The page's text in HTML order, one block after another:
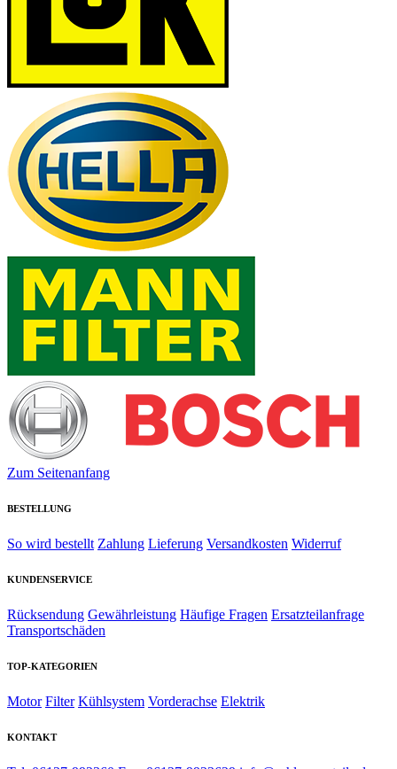
Zum Seitenanfang
BESTELLUNG
So wird bestellt Zahlung Lieferung Versandkosten Widerruf
KUNDENSERVICE
Rücksendung Gewährleistung Häufige Fragen Ersatzteilanfrage
Transportschäden
TOP-KATEGORIEN
Motor Filter Kühlsystem Vorderachse Elektrik
KONTAKT